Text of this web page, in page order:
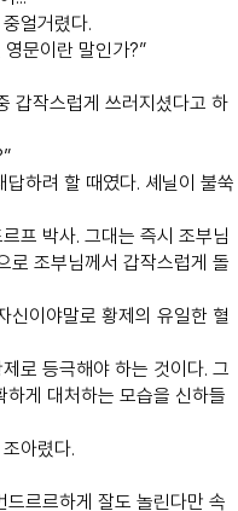
얼거렸다.
문이란 말인가?”
갑작스럽게 쓰러지셨다고 하
하려 할 때였다. 셰닐이 불쑥
프 박사. 그대는 즉시 조부님
로 조부님께서 갑작스럽게 돌
신이야말로 황제의 유일한 혈
로 등극해야 하는 것이다. 그
게 대처하는 모습을 신하들
아렸다.
드르르하게 잘도 놀린다만 속